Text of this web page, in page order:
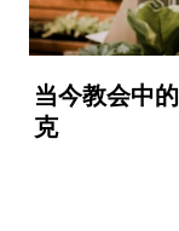
当今教会中
克